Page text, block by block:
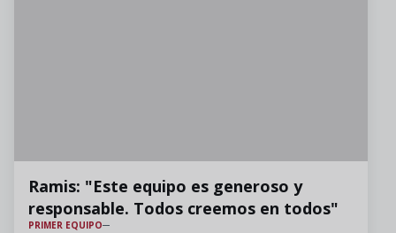
Ramis: "Este equipo es generoso y
responsable. Todos creemos en todos"
PRIMER EQUIPO